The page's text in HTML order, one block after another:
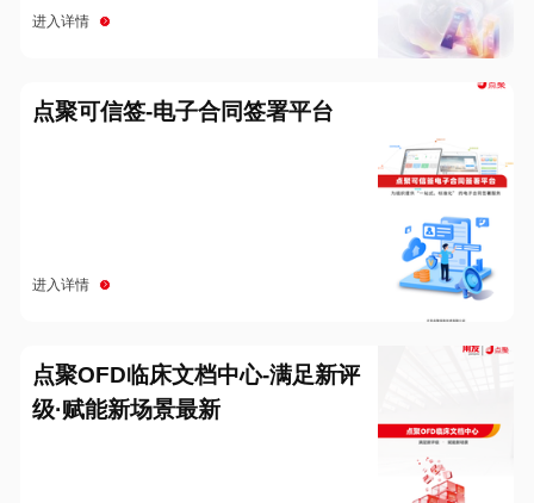
进入详情
点聚可信签-电子合同签署平台
进入详情
点聚OFD临床文档中心-满足新评
级·赋能新场景最新